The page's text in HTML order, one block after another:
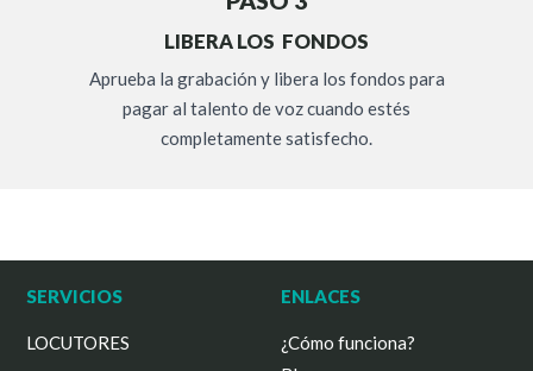
LIBERA LOS FONDOS
Aprueba la grabación y libera los fondos para
pagar al talento de voz cuando estés
completamente satisfecho.
SERVICIOS
LOCUTORES
ENLACES
¿Cómo funciona?